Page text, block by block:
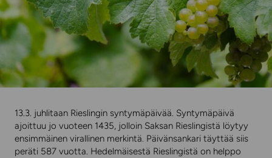
13.3. juhlitaan Rieslingin syntymäpäivää. Syntymäpäivä
ajoittuu jo vuoteen 1435, jolloin Saksan Rieslingistä löytyy
ensimmäinen virallinen merkintä. Päivänsankari täyttää siis
peräti 587 vuotta. Hedelmäisestä Rieslingistä on helppo